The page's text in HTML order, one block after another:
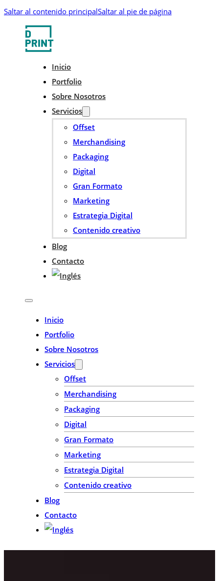
Saltar al contenido principalSaltar al pie de página
Inicio
Portfolio
Sobre Nosotros
Servicios
Offset
Merchandising
Packaging
Digital
Gran Formato
Marketing
Estrategia Digital
Contenido creativo
Blog
Contacto
Inicio
Portfolio
Sobre Nosotros
Servicios
Offset
Merchandising
Packaging
Digital
Gran Formato
Marketing
Estrategia Digital
Contenido creativo
Blog
Contacto